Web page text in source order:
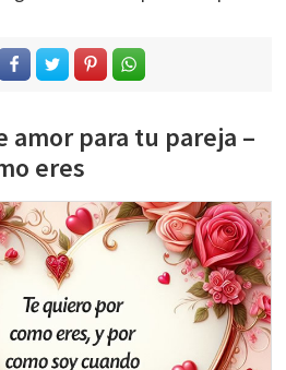
amor para tu pareja –
eres